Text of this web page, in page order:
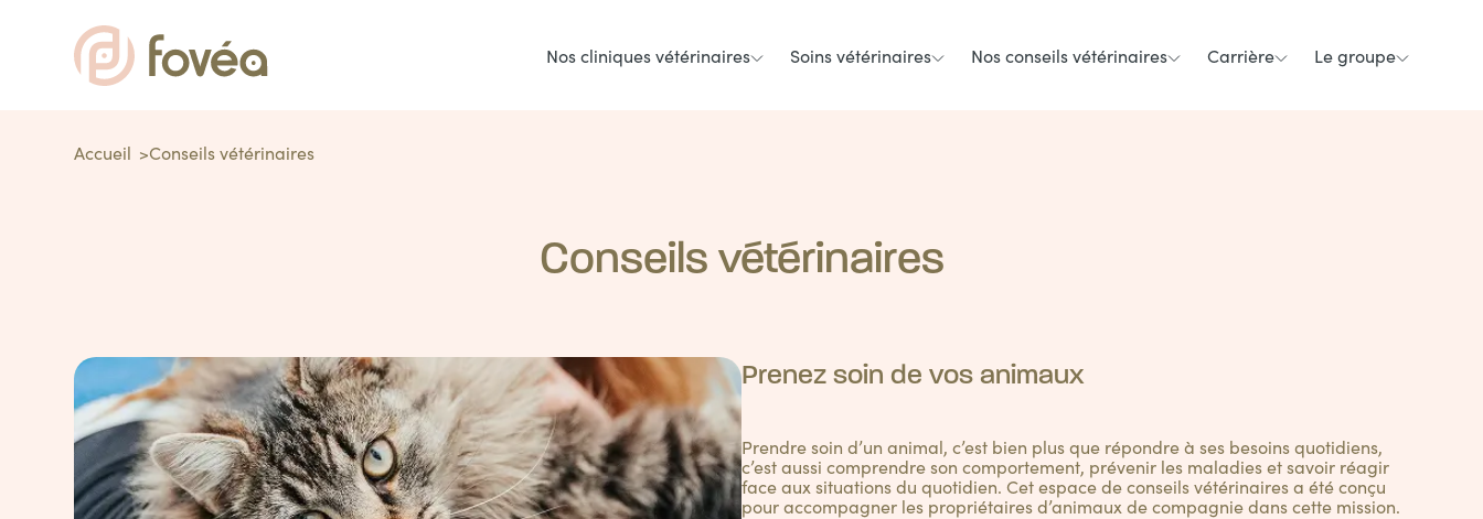
Nos cliniques vétérinaires Soins vétérinaires Nos conseils vétérinaires Carrière Le groupe
Accueil Conseils vétérinaires
Conseils vétérinaires
Prenez soin de vos animaux
Prendre soin d’un animal, c’est bien plus que répondre à ses besoins quotidiens,
c’est aussi comprendre son comportement, prévenir les maladies et savoir réagir
face aux situations du quotidien. Cet espace de conseils vétérinaires a été conçu
pour accompagner les propriétaires d’animaux de compagnie dans cette mission.